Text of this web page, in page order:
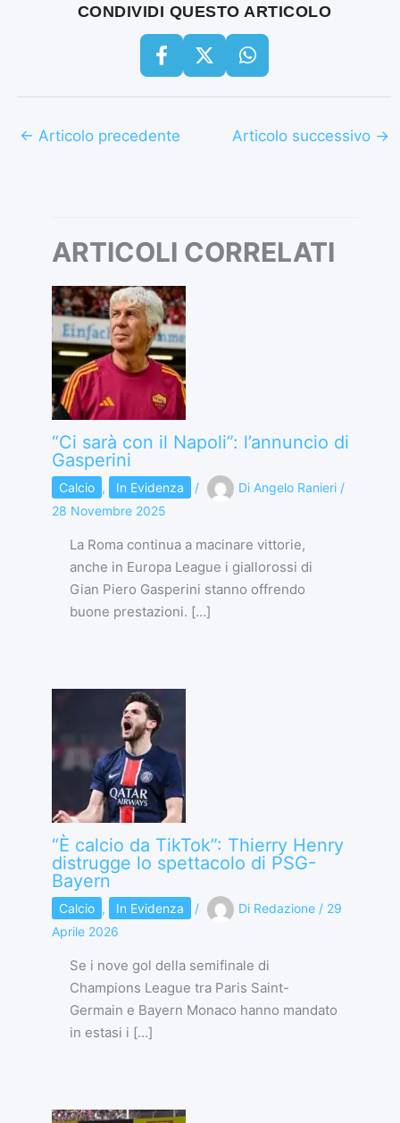
CONDIVIDI QUESTO ARTICOLO
← Articolo precedente Articolo successivo →
ARTICOLI CORRELATI
“Ci sarà con il Napoli”: l’annuncio di
Gasperini
Calcio , In Evidenza / Di Angelo Ranieri /
28 Novembre 2025
La Roma continua a macinare vittorie,
anche in Europa League i giallorossi di
Gian Piero Gasperini stanno offrendo
buone prestazioni. […]
“È calcio da TikTok”: Thierry Henry
distrugge lo spettacolo di PSG-
Bayern
Calcio , In Evidenza / Di Redazione / 29
Aprile 2026
Se i nove gol della semifinale di
Champions League tra Paris Saint-
Germain e Bayern Monaco hanno mandato
in estasi i […]